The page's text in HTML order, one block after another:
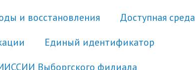
и восстановления Доступная среда
Единый идентификатор
Выборгского филиала